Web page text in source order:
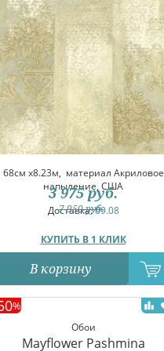
68см x8.23м, материал Акриловое
напыление, США
Доставка:09.08
КУПИТЬ В 1 КЛИК
7 950руб.
3 975 руб.
В корзину
Обои
Mayflower Pashmina
%